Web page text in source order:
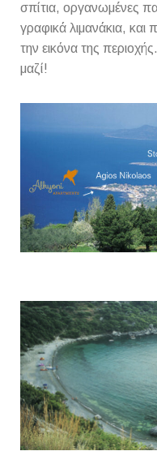
σπίτια, οργανωμένες
γραφικά λιμανάκια, και
την εικόνα της
μαζί!